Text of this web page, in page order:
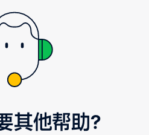
其他帮助？